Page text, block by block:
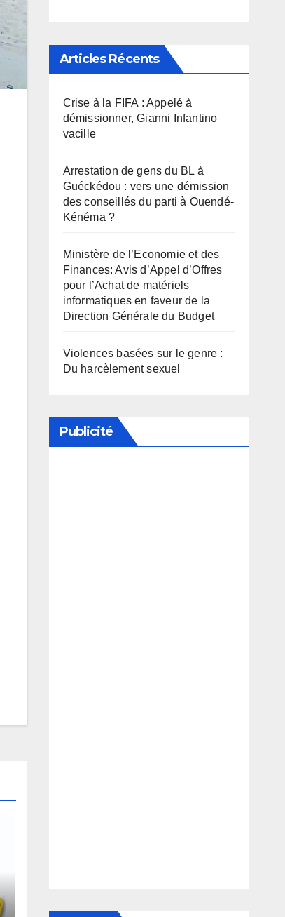
Articles Récents
Crise à la FIFA : Appelé à
démissionner, Gianni Infantino
vacille
Arrestation de gens du BL à
Guéckédou : vers une démission
des conseillés du parti à Ouendé-
Kénéma ?
Ministère de l’Economie et des
Finances: Avis d’Appel d’Offres
pour l’Achat de matériels
informatiques en faveur de la
Direction Générale du Budget
Violences basées sur le genre :
Du harcèlement sexuel
Publicité